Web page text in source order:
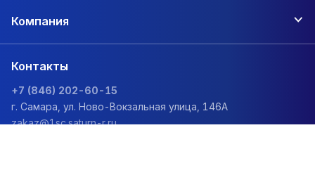
Компания
Контакты
+7 (846) 202-60-15
г. Самара, ул. Ново-Вокзальная улица, 146А
zakaz@1sc.saturn-r.ru